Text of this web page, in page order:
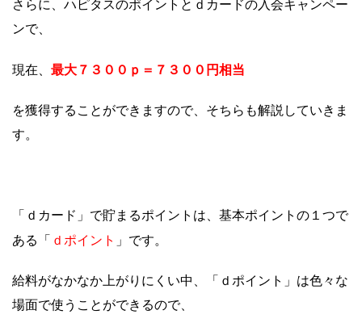
さらに、ハピタスのポイントとｄカードの入会キャンペー
ンで、
現在、 最大７３００ｐ＝７３００円相当
を獲得することができますので、そちらも解説していきま
す。
「ｄカード」で貯まるポイントは、基本ポイントの１つで
ある「 ｄポイント 」です。
給料がなかなか上がりにくい中、「ｄポイント」は色々な
場面で使うことができるので、